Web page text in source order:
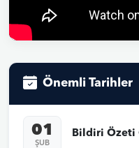
Önemli Tarihler
01
ŞUB
Bildiri Özeti